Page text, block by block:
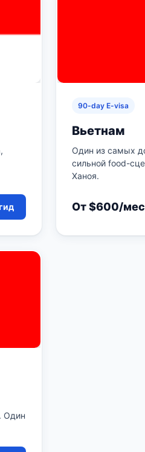
90-day E-visa
Вьетнам
Один из самых
сильной food-
Ханоя.
От $600/
Один